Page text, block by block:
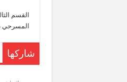
القسم
المسرحي
شاركها